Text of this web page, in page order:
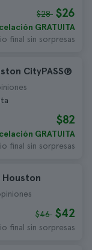
$28 $26
GRATUITA
final sin sorpresas
CityPASS®
$82
GRATUITA
final sin sorpresas
$46 $42
final sin sorpresas